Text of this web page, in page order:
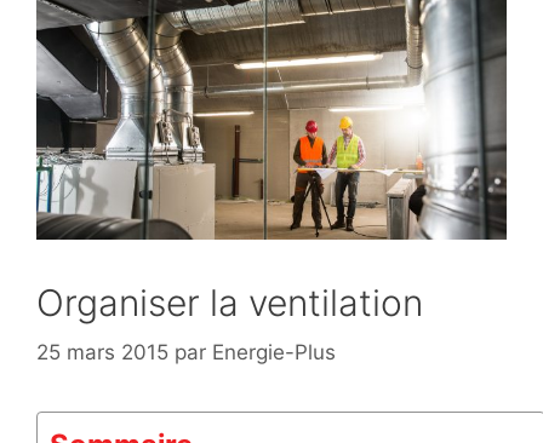
Organiser la ventilation
25 mars 2015 par Energie-Plus